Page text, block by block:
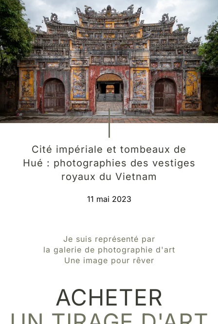
Cité impériale et tombeaux de
Hué : photographies des vestiges
royaux du Vietnam
11 mai 2023
Je suis représenté par
la galerie de photographie d'art
Une image pour rêver
ACHETER